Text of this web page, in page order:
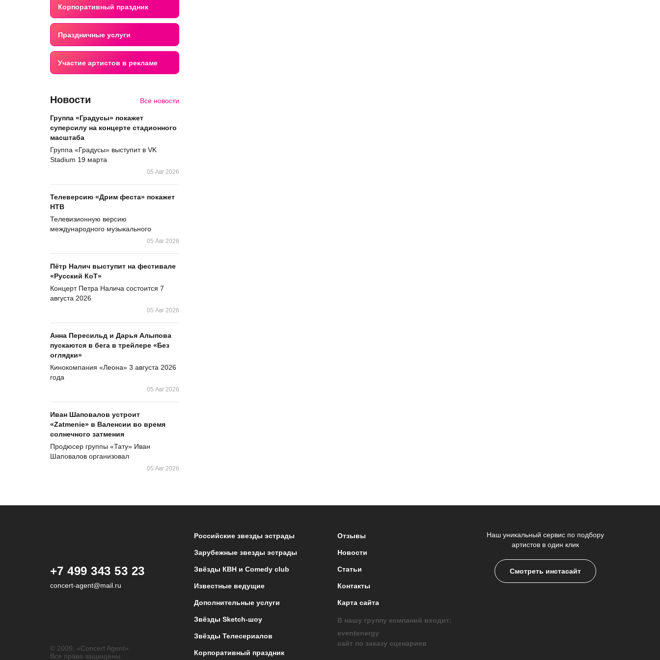
Корпоративный праздник
Праздничные услуги
Участие артистов в рекламе
Новости Все новости
Группа «Градусы» покажет
суперсилу на концерте стадионного
масштаба
Группа «Градусы» выступит в VK
Stadium 19 марта
05 Авг 2026
Телеверсию «Дрим феста» покажет
НТВ
Телевизионную версию
международного музыкального
05 Авг 2026
Пётр Налич выступит на фестивале
«Русский КоТ»
Концерт Петра Налича состоится 7
августа 2026
05 Авг 2026
Анна Пересильд и Дарья Алыпова
пускаются в бега в трейлере «Без
оглядки»
Кинокомпания «Леона» 3 августа 2026
года
05 Авг 2026
Иван Шаповалов устроит
«Zatmenie» в Валенсии во время
солнечного затмения
Продюсер группы «Тату» Иван
Шаповалов организовал
05 Авг 2026
+7 499 343 53 23
concert-agent@mail.ru
© 2009, «Concert Agent».
Все права защищены.
Российские звезды эстрады
Зарубежные звезды эстрады
Звёзды КВН и Comedy club
Известные ведущие
Дополнительные услуги
Звёзды Sketch-шоу
Звёзды Телесериалов
Корпоративный праздник
Отзывы
Новости
Статьи
Контакты
Карта сайта
Наш уникальный сервис по подбору
артистов в один клик
Смотреть инстасайт
В нашу группу компаний входит:
eventenergy
сайт по заказу сценариев